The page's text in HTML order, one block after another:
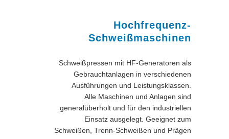
Hochfrequenz-
Schweißmaschinen
Schweißpressen mit HF-Generatoren als
Gebrauchtanlagen in verschiedenen
Ausführungen und Leistungsklassen.
Alle Maschinen und Anlagen sind
generalüberholt und für den industriellen
Einsatz ausgelegt. Geeignet zum
Schweißen, Trenn-Schweißen und Prägen